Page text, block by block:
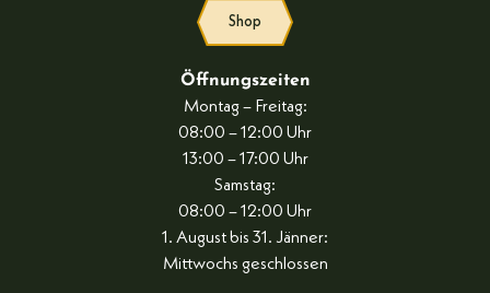
Shop
Öffnungszeiten
Montag – Freitag:
08:00 – 12:00 Uhr
13:00 – 17:00 Uhr
Samstag:
08:00 – 12:00 Uhr
1. August bis 31. Jänner:
Mittwochs geschlossen